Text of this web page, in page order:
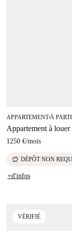
APPARTEMENT■À
Appartement à
1250 €/mois
savings DÉPÔT NON
+d'infos
VÉRIFIÉ